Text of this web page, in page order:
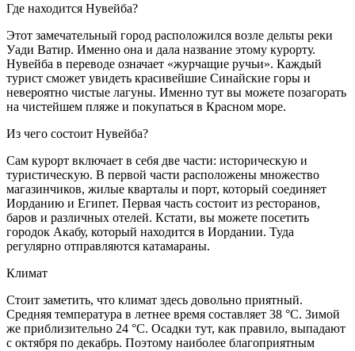
Где находится Нувейба?
Этот замечательный город расположился возле дельты реки
Уади Ватир. Именно она и дала название этому курорту.
Нувейба в переводе означает «журчащие ручьи». Каждый
турист сможет увидеть красивейшие Синайские горы и
невероятно чистые лагуны. Именно тут вы можете позагорать
на чистейшем пляже и покупаться в Красном море.
Из чего состоит Нувейба?
Сам курорт включает в себя две части: историческую и
туристическую. В первой части расположены множество
магазинчиков, жилые кварталы и порт, который соединяет
Иорданию и Египет. Первая часть состоит из ресторанов,
баров и различных отелей. Кстати, вы можете посетить
городок Акабу, который находится в Иордании. Туда
регулярно отправляются катамараны.
Климат
Стоит заметить, что климат здесь довольно приятный.
Средняя температура в летнее время составляет 38 °С. Зимой
же приблизительно 24 °С. Осадки тут, как правило, выпадают
с октября по декабрь. Поэтому наиболее благоприятным